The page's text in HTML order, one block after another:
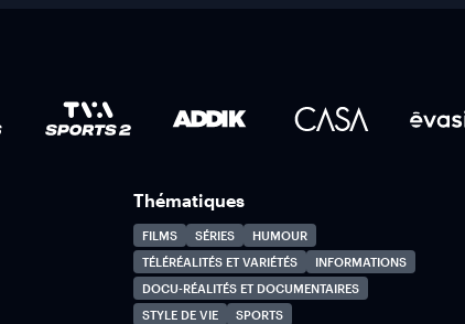
Thématiques
FILMS SÉRIES
HUMOUR
TÉLÉRÉALITÉS ET VARIÉTÉS
INFORMATIONS
DOCU-RÉALITÉS ET DOCUMENTAIRES
STYLE DE VIE
SPORTS